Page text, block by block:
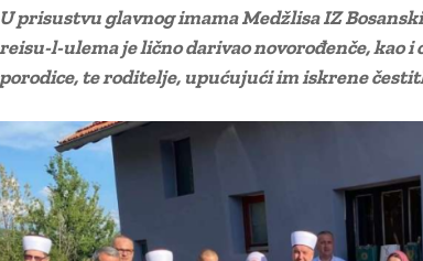
U prisustvu glavnog imama Medžlisa IZ
reisu-l-ulema je lično darivao novorođenče, kao i
porodice, te roditelje, upućujući im iskrene